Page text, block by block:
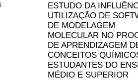
ESTUDO DA
UTILIZAÇÃO DE
DE MODELAGEM
MOLECULAR NO
DE APRENDIZAGEM
CONCEITOS
ESTUDANTES DO
MÉDIO E SUPERIOR